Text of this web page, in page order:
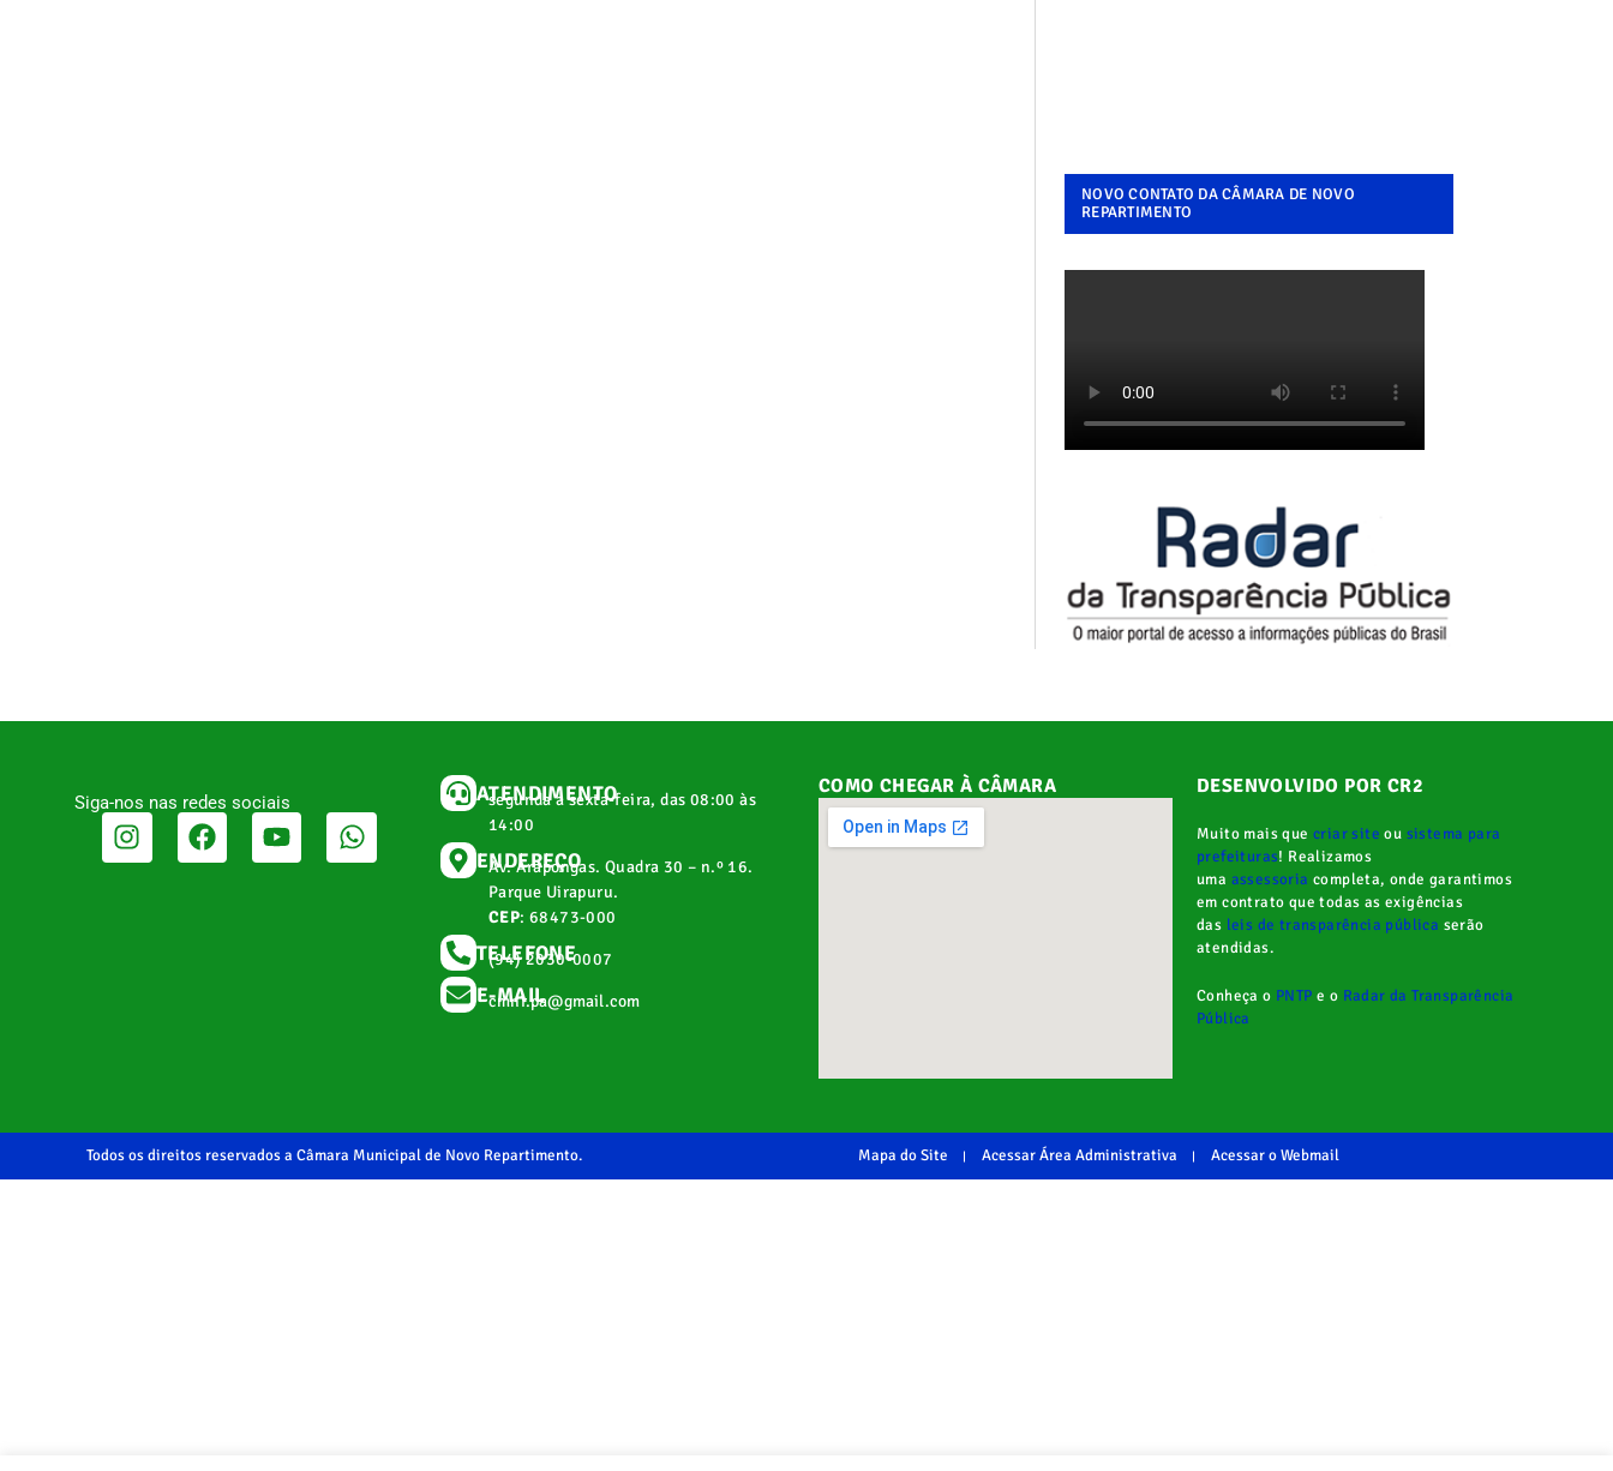
NOVO CONTATO DA CÂMARA DE NOVO
REPARTIMENTO
Siga-nos nas redes sociais ATENDIMENTO
segunda a sexta-feira, das 08:00 às
14:00
ENDEREÇO
Av. Arapongas. Quadra 30 – n.º 16.
Parque Uirapuru.
CEP: 68473-000
TELEFONE
(94) 2030-0007
E-MAIL
cmnr.pa@gmail.com
COMO CHEGAR À CÂMARA DESENVOLVIDO POR CR2
Muito mais quecriar site ou sistema para
prefeituras! Realizamos
uma assessoria completa, onde garantimos
em contrato que todas as exigências
das leis de transparência pública serão
atendidas.
Conheça o PNTP e o Radar da Transparência
Pública
Todos os direitos reservados a Câmara Municipal de Novo Repartimento. Mapa do Site Acessar Área Administrativa Acessar o Webmail